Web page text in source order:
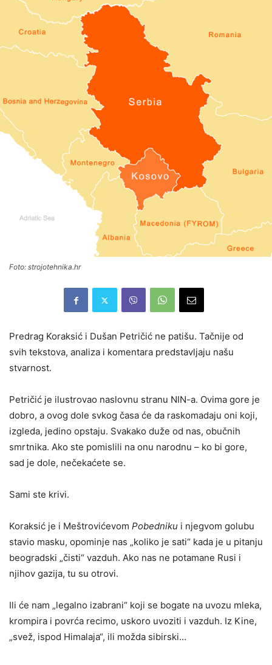
Foto: strojotehnika.hr
Predrag Koraksić i Dušan Petričić ne patišu. Tačnije od
svih tekstova, analiza i komentara predstavljaju našu
stvarnost.
Petričić je ilustrovao naslovnu stranu NIN-a. Ovima gore je
dobro, a ovog dole svkog časa će da raskomadaju oni koji,
izgleda, jedino opstaju. Svakako duže od nas, obučnih
smrtnika. Ako ste pomislili na onu narodnu – ko bi gore,
sad je dole, nečekaćete se.
Sami ste krivi.
Koraksić je i Meštrovićevom Pobedniku i njegvom golubu
stavio masku, opominje nas „koliko je sati“ kada je u pitanju
beogradski „čisti“ vazduh. Ako nas ne potamane Rusi i
njihov gazija, tu su otrovi.
Ili će nam „legalno izabrani“ koji se bogate na uvozu mleka,
krompira i povrća recimo, uskoro uvoziti i vazduh. Iz Kine,
„svež, ispod Himalaja“, ili možda sibirski…